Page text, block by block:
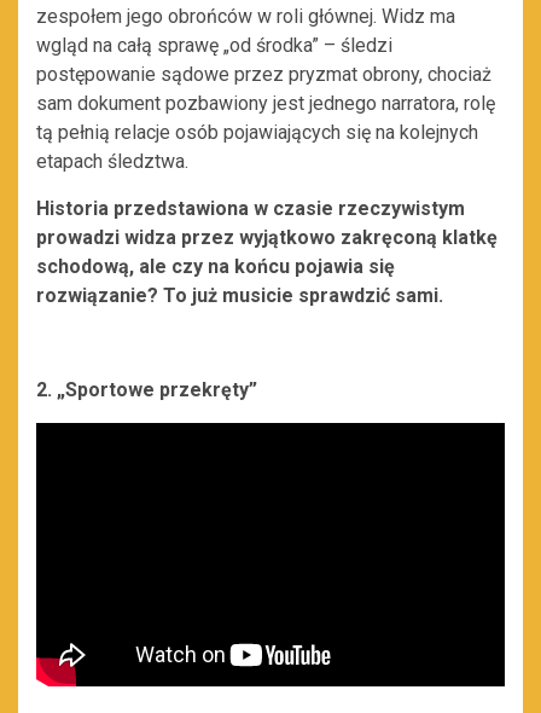
zespołem jego obrońców w roli głównej. Widz ma
wgląd na całą sprawę „od środka” – śledzi
postępowanie sądowe przez pryzmat obrony, chociaż
sam dokument pozbawiony jest jednego narratora, rolę
tą pełnią relacje osób pojawiających się na kolejnych
etapach śledztwa.
Historia przedstawiona w czasie rzeczywistym
prowadzi widza przez wyjątkowo zakręconą klatkę
schodową, ale czy na końcu pojawia się
rozwiązanie? To już musicie sprawdzić sami.
2. „Sportowe przekręty”